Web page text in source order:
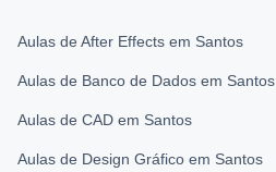
Aulas de After Effects em Santos
Aulas de Banco de Dados em Santos
Aulas de CAD em Santos
Aulas de Design Gráfico em Santos